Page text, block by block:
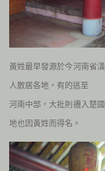
黃姓最早發源於今河南省
人散居各地，有的逃至
河南中部，大批則遷入楚
地也因黃姓而得名。